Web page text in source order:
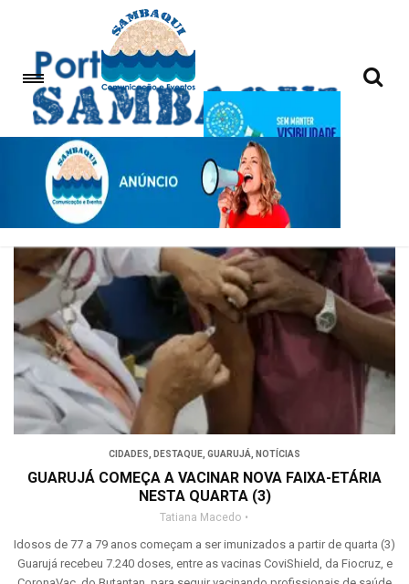
Urgente
CIDADES, DESTAQUE, GUARUJÁ, NOTÍCIAS
GUARUJÁ COMEÇA A VACINAR NOVA FAIXA-ETÁRIA
NESTA QUARTA (3)
Tatiana Macedo
Idosos de 77 a 79 anos começam a ser imunizados a partir de quarta (3)
Guarujá recebeu 7.240 doses, entre as vacinas CoviShield, da Fiocruz, e